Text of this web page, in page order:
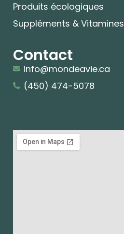
Produits écologiques
Suppléments & Vitamines
Contact
info@mondeavie.ca
(450) 474-5078